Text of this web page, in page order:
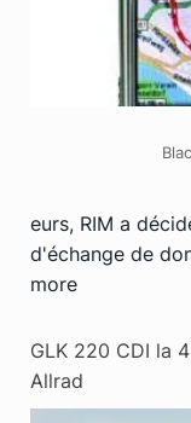
eurs, RIM a
d'échange de
more
GLK 220 CDI la
Allrad